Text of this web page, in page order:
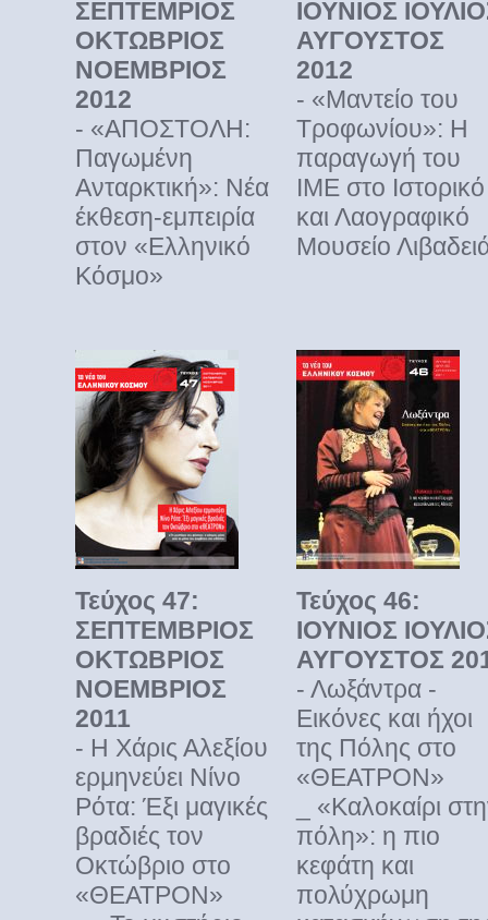
ΣΕΠΤΕΜΡΙΟΣ
ΟΚΤΩΒΡΙΟΣ
ΝΟΕΜΒΡΙΟΣ
2012
- «ΑΠΟΣΤΟΛΗ:
Παγωμένη
Ανταρκτική»: Νέα
έκθεση-εμπειρία
στον «Ελληνικό
Κόσμο»
ΙΟΥΝΙΟΣ
ΑΥΓΟΥΣΤΟΣ
2012
- «Μαντείο του
Τροφωνίου»: Η
παραγωγή του
ΙΜΕ στο Ιστορικό
και Λαογραφικό
Μουσείο
Τεύχος 47:
ΣΕΠΤΕΜΒΡΙΟΣ
ΟΚΤΩΒΡΙΟΣ
ΝΟΕΜΒΡΙΟΣ
2011
- Η Χάρις Αλεξίου
ερμηνεύει Νίνο
Ρότα: Έξι μαγικές
βραδιές τον
Οκτώβριο στο
«ΘΕΑΤΡΟΝ»
Τεύχος 46:
ΙΟΥΝΙΟΣ
ΑΥΓΟΥΣΤΟΣ
- Λωξάντρα -
Εικόνες και ήχοι
της Πόλης στο
«ΘΕΑΤΡΟΝ»
_ «Καλοκαίρι
πόλη»: η πιο
κεφάτη και
πολύχρωμη